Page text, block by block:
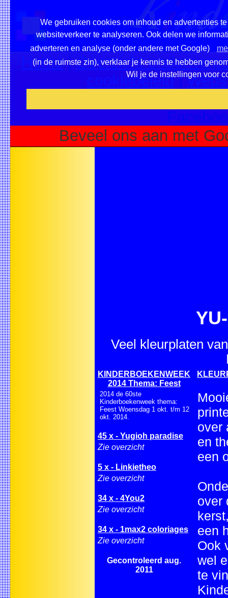
We gebruiken cookies om inhoud en advertenties
websiteverkeer te analyseren. Ook delen we
adverteren en analyse (onder andere met Google)
(in de ruimste zin), verklaar je kennis te hebben
Wil je de instellingen voor
Home|Overzicht
cookiebeleid|
Beveel ons aan met
Veel kleurplaten
KINDERBOEKENWEEK
2014 Thema: Feest
2014 de 60ste
Kinderboekenweek thema:
Feest Woensdag 1 okt. t/m 12
okt. 2014.
45 x - Yugioh paradise
Zie overzicht
5 x - Linkietheo
Zie overzicht
34 x - 4You2
Zie overzicht
34 x - 1max2 coloriages
Zie overzicht
Gecontroleerd aug.
2011
over
en
een
over
een
Ook
wel
te